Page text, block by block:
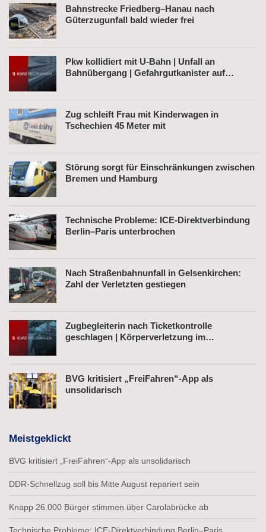
Bahnstrecke Friedberg–Hanau nach
Güterzugunfall bald wieder frei
Pkw kollidiert mit U-Bahn | Unfall an
Bahnübergang | Gefahrgutkanister auf
Zug schleift Frau mit Kinderwagen in
Tschechien 45 Meter mit
Störung sorgt für Einschränkungen zwischen
Bremen und Hamburg
Technische Probleme: ICE-Direktverbindung
Berlin–Paris unterbrochen
Nach Straßenbahnunfall in Gelsenkirchen:
Zahl der Verletzten gestiegen
Zugbegleiterin nach Ticketkontrolle
geschlagen | Körperverletzung im
BVG kritisiert „FreiFahren“-App als
unsolidarisch
Meistgeklickt
BVG kritisiert „FreiFahren“-App als unsolidarisch
DDR-Schnellzug soll bis Mitte August repariert sein
Knapp 26.000 Bürger stimmen über Carolabrücke ab